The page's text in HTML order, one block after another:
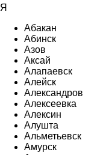
Я
Абакан
Абинск
Азов
Аксай
Алапаевск
Алейск
Александров
Алексеевка
Алексин
Алушта
Альметьевск
Амурск